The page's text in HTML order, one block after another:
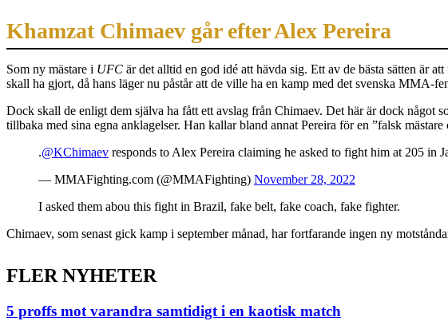
Khamzat Chimaev går efter Alex Pereira
Som ny mästare i UFC är det alltid en god idé att hävda sig. Ett av de bästa sätten är
skall ha gjort, då hans läger nu påstår att de ville ha en kamp med det svenska MMA-
Dock skall de enligt dem själva ha fått ett avslag från Chimaev. Det här är dock något
tillbaka med sina egna anklagelser. Han kallar bland annat Pereira för en ”falsk
.@KChimaev responds to Alex Pereira claiming he asked to fight him at 205 in
— MMAFighting.com (@MMAFighting) November 28, 2022
I asked them abou this fight in Brazil, fake belt, fake coach, fake fighter.
Chimaev, som senast gick kamp i september månad, har fortfarande ingen ny
FLER NYHETER
5 proffs mot varandra samtidigt i en kaotisk match